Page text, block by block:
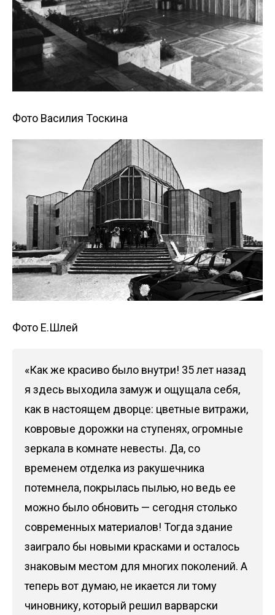
Фото Василия Тоскина
Фото Е.Шлей
«Как же красиво было внутри! 35 лет назад
я здесь выходила замуж и ощущала себя,
как в настоящем дворце: цветные витражи,
ковровые дорожки на ступенях, огромные
зеркала в комнате невесты. Да, со
временем отделка из ракушечника
потемнела, покрылась пылью, но ведь ее
можно было обновить — сегодня столько
современных материалов! Тогда здание
заиграло бы новыми красками и осталось
знаковым местом для многих поколений. А
теперь вот думаю, не икается ли тому
чиновнику, который решил варварски